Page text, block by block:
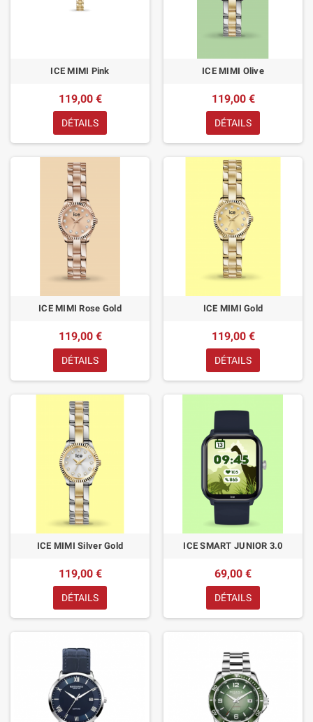
ICE MIMI Pink
119,00 €
DÉTAILS
ICE MIMI Olive
119,00 €
DÉTAILS
ICE MIMI Rose Gold
119,00 €
DÉTAILS
ICE MIMI Gold
119,00 €
DÉTAILS
ICE MIMI Silver Gold
119,00 €
DÉTAILS
ICE SMART JUNIOR 3.0
69,00 €
DÉTAILS